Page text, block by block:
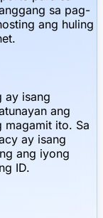
sa pag-
ang huling
ay isang
ang
magamit ito. Sa
ay isang
ang iyong
ID.